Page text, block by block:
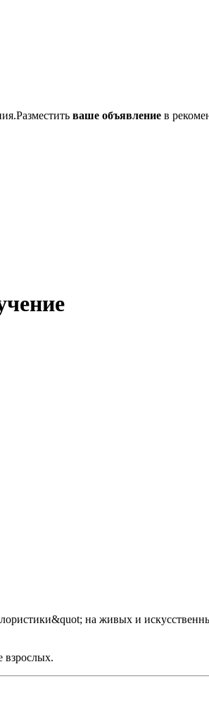
ваше объявление в
на живых и
взрослых.